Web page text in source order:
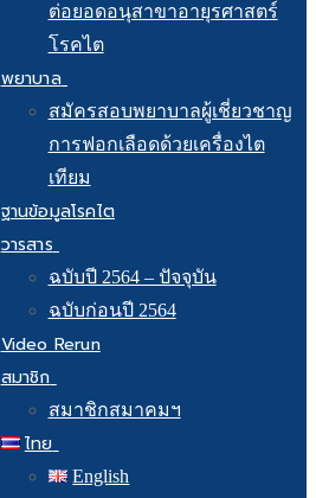
ต่อยอดอนุสาขาอายุรศาสตร์
โรคไต
พยาบาล
สมัครสอบพยาบาลผู้เชี่ยวชาญ
การฟอกเลือดด้วยเครื่องไต
เทียม
ฐานข้อมูลโรคไต
วารสาร
ฉบับปี 2564 – ปัจจุบัน
ฉบับก่อนปี 2564
Video Rerun
สมาชิก
สมาชิกสมาคมฯ
ไทย
English